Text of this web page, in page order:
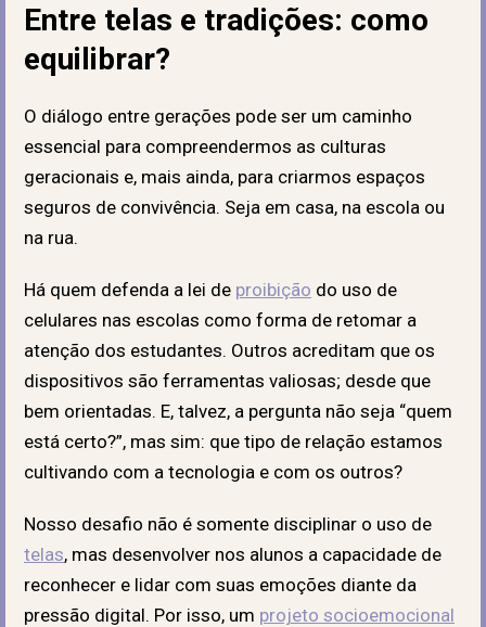
Entre telas e tradições: como
equilibrar?
O diálogo entre gerações pode ser um caminho
essencial para compreendermos as culturas
geracionais e, mais ainda, para criarmos espaços
seguros de convivência. Seja em casa, na escola ou
na rua.
Há quem defenda a lei de proibição do uso de
celulares nas escolas como forma de retomar a
atenção dos estudantes. Outros acreditam que os
dispositivos são ferramentas valiosas; desde que
bem orientadas. E, talvez, a pergunta não seja “quem
está certo?”, mas sim: que tipo de relação estamos
cultivando com a tecnologia e com os outros?
Nosso desafio não é somente disciplinar o uso de
telas, mas desenvolver nos alunos a capacidade de
reconhecer e lidar com suas emoções diante da
pressão digital. Por isso, um projeto socioemocional